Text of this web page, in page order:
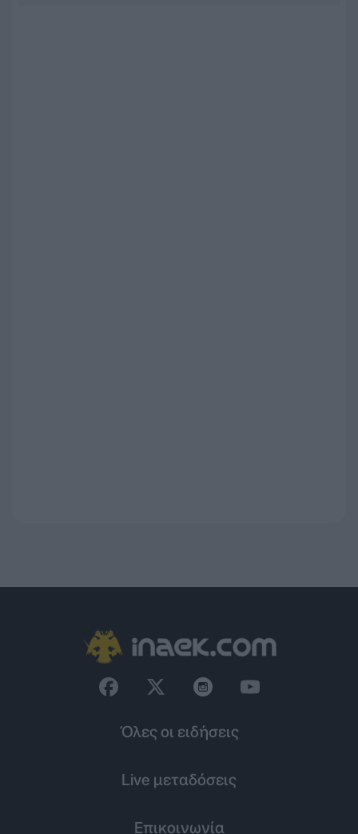
Όλες οι ειδήσεις
Live μεταδόσεις
Επικοινωνία